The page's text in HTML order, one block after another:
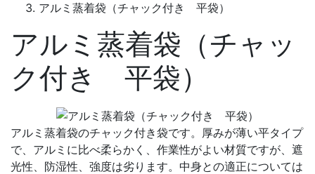
アルミ蒸着袋（チャック付き 平袋）
アルミ蒸着袋（チャッ
ク付き 平袋）
アルミ蒸着袋のチャック付き袋です。厚みが薄い平タイプ
で、アルミに比べ柔らかく、作業性がよい材質ですが、遮
光性、防湿性、強度は劣ります。中身との適正については